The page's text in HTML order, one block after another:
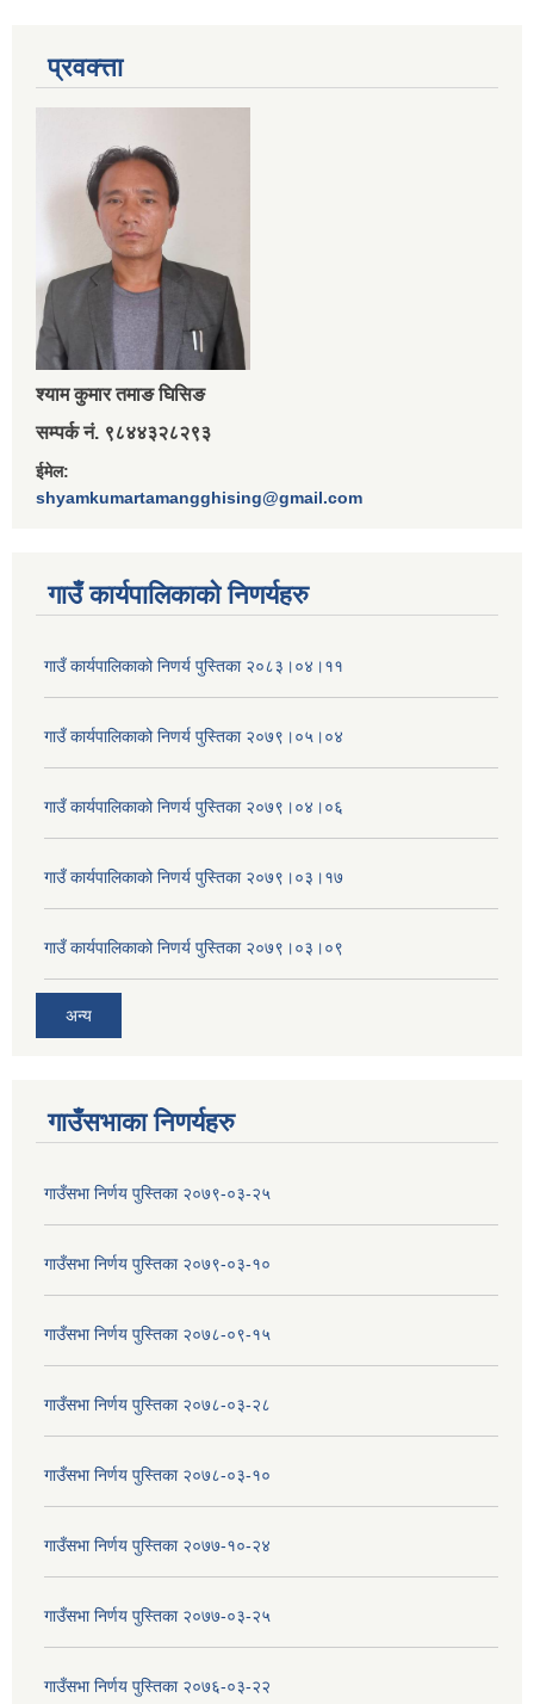
प्रवक्त्ता
श्‍याम कुमार तमाङ घिसिङ
सम्पर्क नं. ९८४४३२८२९३
ईमेल:
shyamkumartamangghising@gmail.com
गाउँ कार्यपालिकाकाे निणर्यहरु
गाउँ कार्यपालिकाको निणर्य पुस्तिका २०८३।०४।११
गाउँ कार्यपालिकाको निणर्य पुस्तिका २०७९।०५।०४
गाउँ कार्यपालिकाको निणर्य पुस्तिका २०७९।०४।०६
गाउँ कार्यपालिकाको निणर्य पुस्तिका २०७९।०३।१७
गाउँ कार्यपालिकाको निणर्य पुस्तिका २०७९।०३।०९
अन्य
गाउँसभाका निणर्यहरु
गाउँसभा निर्णय पुस्तिका २०७९-०३-२५
गाउँसभा निर्णय पुस्तिका २०७९-०३-१०
गाउँसभा निर्णय पुस्तिका २०७८-०९-१५
गाउँसभा निर्णय पुस्तिका २०७८-०३-२८
गाउँसभा निर्णय पुस्तिका २०७८-०३-१०
गाउँसभा निर्णय पुस्तिका २०७७-१०-२४
गाउँसभा निर्णय पुस्तिका २०७७-०३-२५
गाउँसभा निर्णय पुस्तिका २०७६-०३-२२